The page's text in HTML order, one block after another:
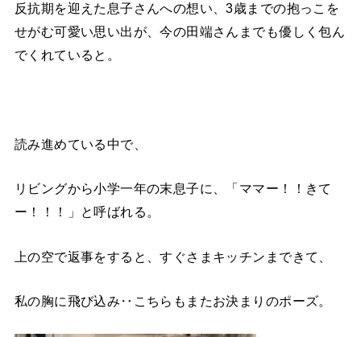
反抗期を迎えた息子さんへの想い、3歳までの抱っこを
せがむ可愛い思い出が、今の田端さんまでも優しく包ん
でくれていると。
読み進めている中で、
リビングから小学一年の末息子に、「ママー！！きて
ー！！！」と呼ばれる。
上の空で返事をすると、すぐさまキッチンまできて、
私の胸に飛び込み‥こちらもまたお決まりのポーズ。